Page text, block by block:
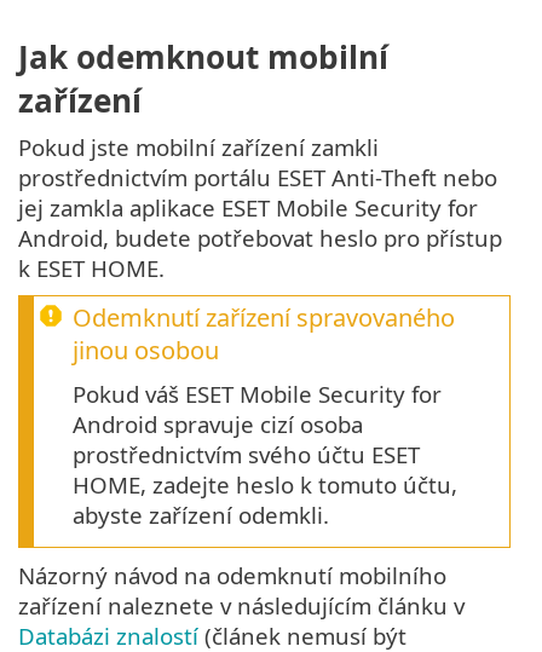
Jak odemknout mobilní
zařízení
Pokud jste mobilní zařízení zamkli
prostřednictvím portálu ESET Anti-Theft nebo
jej zamkla aplikace ESET Mobile Security for
Android, budete potřebovat heslo pro přístup
k ESET HOME.
Odemknutí zařízení spravovaného
jinou osobou
Pokud váš ESET Mobile Security for
Android spravuje cizí osoba
prostřednictvím svého účtu ESET
HOME, zadejte heslo k tomuto účtu,
abyste zařízení odemkli.
Názorný návod na odemknutí mobilního
zařízení naleznete v následujícím článku v
Databázi znalostí (článek nemusí být